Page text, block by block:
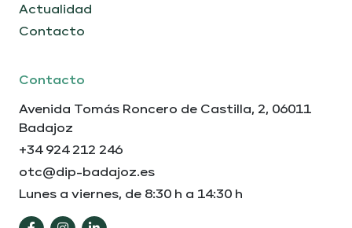
Actualidad
Contacto
Contacto
Avenida Tomás Roncero de Castilla, 2, 06011
Badajoz
+34 924 212 246
otc@dip-badajoz.es
Lunes a viernes, de 8:30 h a 14:30 h